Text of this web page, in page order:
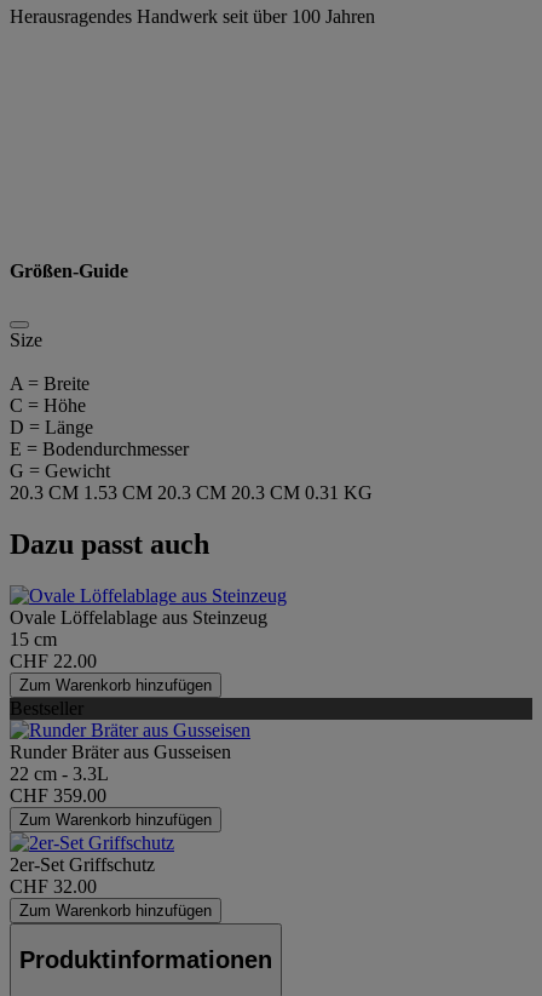
Herausragendes Handwerk seit über 100 Jahren
Größen-Guide
Size
A = Breite
C = Höhe
D = Länge
E = Bodendurchmesser
G = Gewicht
20.3 CM 1.53 CM 20.3 CM 20.3 CM 0.31 KG
Dazu passt auch
Ovale Löffelablage aus Steinzeug
15 cm
CHF 22.00
Zum Warenkorb hinzufügen
Bestseller
Runder Bräter aus Gusseisen
22 cm - 3.3L
CHF 359.00
Zum Warenkorb hinzufügen
2er-Set Griffschutz
CHF 32.00
Zum Warenkorb hinzufügen
Produktinformationen